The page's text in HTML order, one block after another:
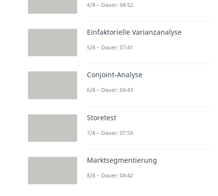
4/8 – Dauer: 04:52
Einfaktorielle Varianzanalyse
5/8 – Dauer: 07:41
Conjoint-Analyse
6/8 – Dauer: 04:43
Storetest
7/8 – Dauer: 07:59
Marktsegmentierung
8/8 – Dauer: 04:42